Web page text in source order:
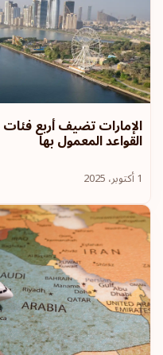
الإمارات تضيف أربع
القواعد المعمول بها
1 أكتوبر، 2025